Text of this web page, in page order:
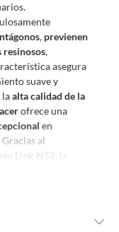
el producto
y sin uso, tal como te lo
de una descarga
o programas
imperfectos, usados,
remanufacturados o
en esa condición a
, previenen
resinosos,
asegura
suave y
laalta calidad de la
ofrece una
en
al
Link N52 , la
te permite